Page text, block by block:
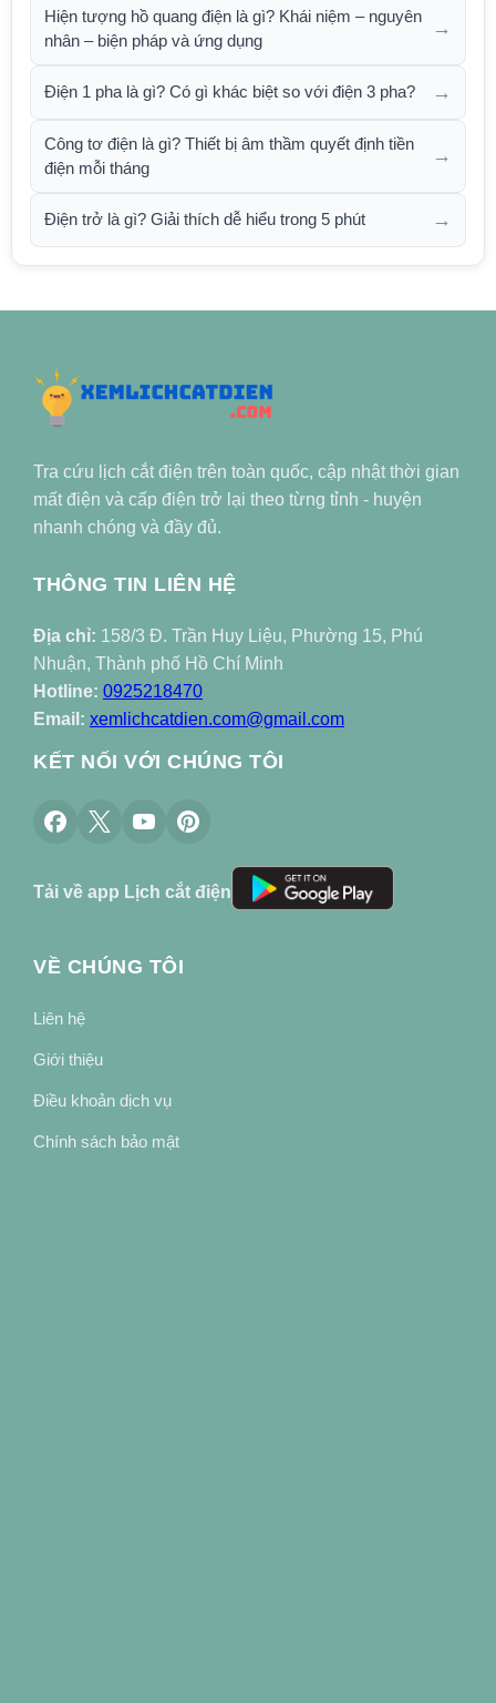
Hiện tượng hồ quang điện là gì? Khái niệm – nguyên
nhân – biện pháp và ứng dụng
→
Điện 1 pha là gì? Có gì khác biệt so với điện 3 pha? →
Công tơ điện là gì? Thiết bị âm thầm quyết định tiền
điện mỗi tháng
→
Điện trở là gì? Giải thích dễ hiểu trong 5 phút →
Tra cứu lịch cắt điện trên toàn quốc, cập nhật thời gian
mất điện và cấp điện trở lại theo từng tỉnh - huyện
nhanh chóng và đầy đủ.
THÔNG TIN LIÊN HỆ
Địa chỉ: 158/3 Đ. Trần Huy Liệu, Phường 15, Phú
Nhuận, Thành phố Hồ Chí Minh
Hotline: 0925218470
Email: xemlichcatdien.com@gmail.com
KẾT NỐI VỚI CHÚNG TÔI
Tải về app Lịch cắt điện
VỀ CHÚNG TÔI
Liên hệ
Giới thiệu
Điều khoản dịch vụ
Chính sách bảo mật